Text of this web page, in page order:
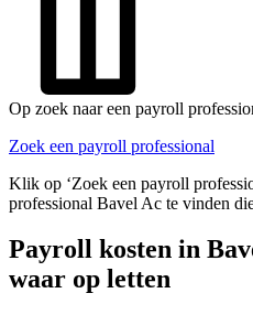
Op zoek naar een payroll
Zoek een payroll professional
Klik op ‘Zoek een payroll
professional Bavel Ac te vinden
Payroll kosten in
waar op letten